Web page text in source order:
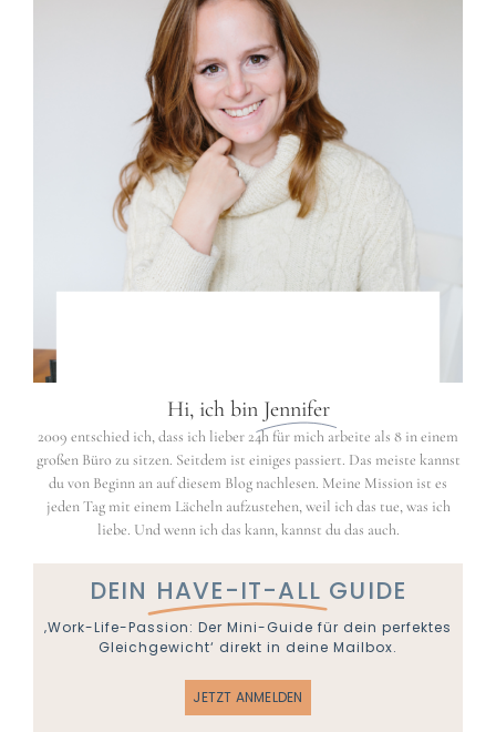
Hi, ich bin Jennifer
2009 entschied ich, dass ich lieber 24h für mich arbeite als 8 in einem
großen Büro zu sitzen. Seitdem ist einiges passiert. Das meiste kannst
du von Beginn an auf diesem Blog nachlesen. Meine Mission ist es
jeden Tag mit einem Lächeln aufzustehen, weil ich das tue, was ich
liebe. Und wenn ich das kann, kannst du das auch.
DEIN HAVE-IT-ALL GUIDE
‚Work-Life-Passion: Der Mini-Guide für dein perfektes
Gleichgewicht‘ direkt in deine Mailbox.
JETZT ANMELDEN